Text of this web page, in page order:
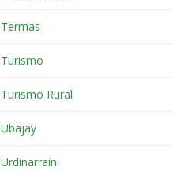
Termas
Turismo
Turismo Rural
Ubajay
Urdinarrain